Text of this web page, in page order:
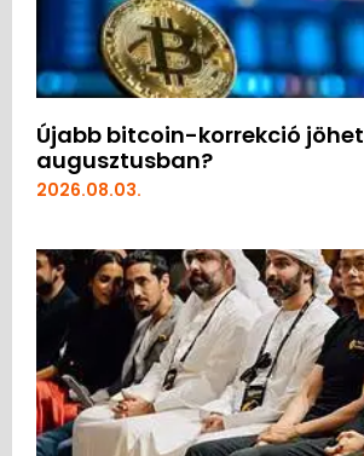
Újabb bitcoin-korrekció jöhet
augusztusban?
2026.08.03.